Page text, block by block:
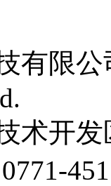
有限公
术开